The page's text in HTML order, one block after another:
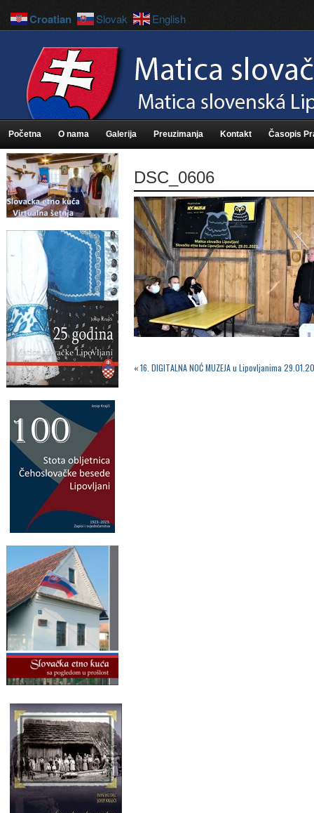
Početna O nama Galerija Preuzimanja Kontakt Časopis
DSC_0606
«16. DIGITALNA NOĆ MUZEJA u Lipovljanima
Croatian Slovak English